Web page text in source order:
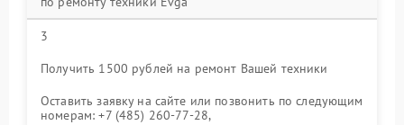
3
Получить 1500 рублей на ремонт Вашей техники
Оставить заявку на сайте или позвонить по следующим
номерам: +7 (485) 260-77-28,